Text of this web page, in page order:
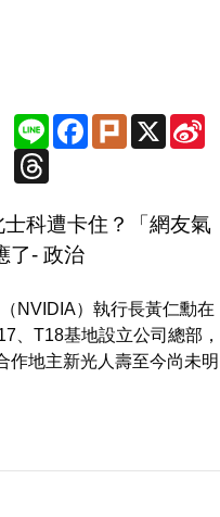
Line Facebook
PlurkX
Threads
科遭卡住？「網友氣
了- 政治
NVIDIA）執行長黃仁勳在
、T18基地設立公司總部，
作地主新光人壽至今尚未明